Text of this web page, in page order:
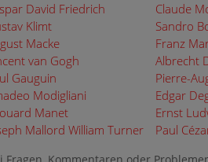
David Friedrich
Claude
Klimt
Sandro
Macke
Franz
van Gogh
Albrecht
Gauguin
Pierre-
Modigliani
Edgar
Manet
Ernst
Mallord William Turner
Paul